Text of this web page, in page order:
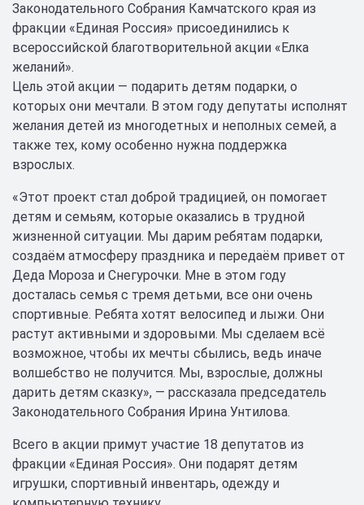
Законодательного Собрания Камчатского края из
фракции «Единая Россия» присоединились к
всероссийской благотворительной акции «Елка
желаний».
Цель этой акции — подарить детям подарки, о
которых они мечтали. В этом году депутаты исполнят
желания детей из многодетных и неполных семей, а
также тех, кому особенно нужна поддержка
взрослых.
«Этот проект стал доброй традицией, он помогает
детям и семьям, которые оказались в трудной
жизненной ситуации. Мы дарим ребятам подарки,
создаём атмосферу праздника и передаём привет от
Деда Мороза и Снегурочки. Мне в этом году
досталась семья с тремя детьми, все они очень
спортивные. Ребята хотят велосипед и лыжи. Они
растут активными и здоровыми. Мы сделаем всё
возможное, чтобы их мечты сбылись, ведь иначе
волшебство не получится. Мы, взрослые, должны
дарить детям сказку», — рассказала председатель
Законодательного Собрания Ирина Унтилова.
Всего в акции примут участие 18 депутатов из
фракции «Единая Россия». Они подарят детям
игрушки, спортивный инвентарь, одежду и